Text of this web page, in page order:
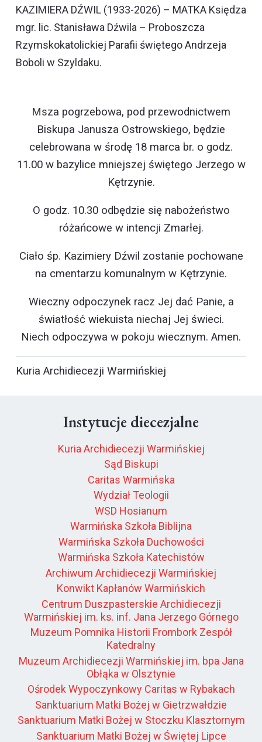
KAZIMIERA DŹWIL (1933-2026) – MATKA Księdza
mgr. lic. Stanisława Dźwila – Proboszcza
Rzymskokatolickiej Parafii świętego Andrzeja
Boboli w Szyldaku.
Msza pogrzebowa, pod przewodnictwem
Biskupa Janusza Ostrowskiego, będzie
celebrowana w środę 18 marca br. o godz.
11.00 w bazylice mniejszej świętego Jerzego w
Kętrzynie.
O godz. 10.30 odbędzie się nabożeństwo
różańcowe w intencji Zmarłej.
Ciało śp. Kazimiery Dźwil zostanie pochowane
na cmentarzu komunalnym w Kętrzynie.
Wieczny odpoczynek racz Jej dać Panie, a
światłość wiekuista niechaj Jej świeci.
Niech odpoczywa w pokoju wiecznym. Amen.
Kuria Archidiecezji Warmińskiej
Instytucje diecezjalne
Kuria Archidiecezji Warmińskiej
Sąd Biskupi
Caritas Warmińska
Wydział Teologii
WSD Hosianum
Warmińska Szkoła Biblijna
Warmińska Szkoła Duchowości
Warmińska Szkoła Katechistów
Archiwum Archidiecezji Warmińskiej
Konwikt Kapłanów Warmińskich
Centrum Duszpasterskie Archidiecezji
Warmińskiej im. ks. inf. Jana Jerzego Górnego
Muzeum Pomnika Historii Frombork Zespół
Katedralny
Muzeum Archidiecezji Warmińskiej im. bpa Jana
Obłąka w Olsztynie
Ośrodek Wypoczynkowy Caritas w Rybakach
Sanktuarium Matki Bożej w Gietrzwałdzie
Sanktuarium Matki Bożej w Stoczku Klasztornym
Sanktuarium Matki Bożej w Świętej Lipce